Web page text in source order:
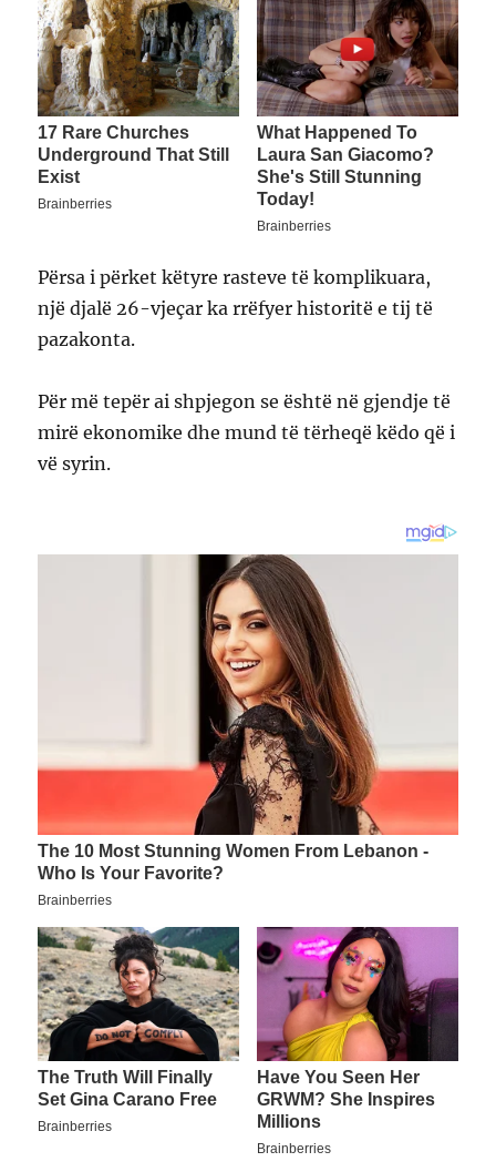
Përsa i përket këtyre rasteve të komplikuara,
një djalë 26-vjeçar ka rrëfyer historitë e tij të
pazakonta.
Për më tepër ai shpjegon se është në gjendje të
mirë ekonomike dhe mund të tërheqë këdo që i
vë syrin.